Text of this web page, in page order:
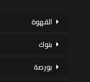
القهوة
بنوك
بورصة